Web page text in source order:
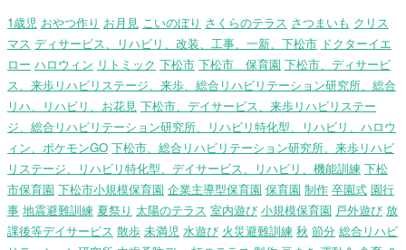
1歳児 おやつ作り お月見 こいのぼり さくらのテラス さつまいも クリス
マス ディサービス、リハビリ、改装、工事、一新、下松市 ドクターイエ
ロー ハロウィン リトミック 下松市 下松市 保育園 下松市、ディサービ
ス、来歩リハビリステージ、来歩、総合リハビリテーション研究所、総合
リハ、リハビリ、お花見 下松市、デイサービス、来歩リハビリステー
ジ、総合リハビリテーション研究所、リハビリ特化型、リハビリ、ハロウ
ィン、ポケモンGO 下松市、総合リハビリテーション研究所、来歩リハビ
リステージ、リハビリ特化型、デイサービス、リハビリ、機能訓練 下松
市保育園 下松市小規模保育園 企業主導型保育園 保育園 制作 卒園式 園行
事 地震避難訓練 夏祭り 太陽のテラス 室内遊び 小規模保育園 戸外遊び 放
課後等デイサービス 散歩 未満児 水遊び 火災避難訓練 秋 節分 総合リハビ